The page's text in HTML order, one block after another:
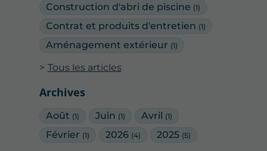
Construction d'abri de piscine (1)
Contrat et produits d'entretien (1)
Aménagement extérieur (1)
Tous les articles
Archives
Août (1) Juin (1) Avril (1)
Février (1) 2026 (4) 2025 (5)